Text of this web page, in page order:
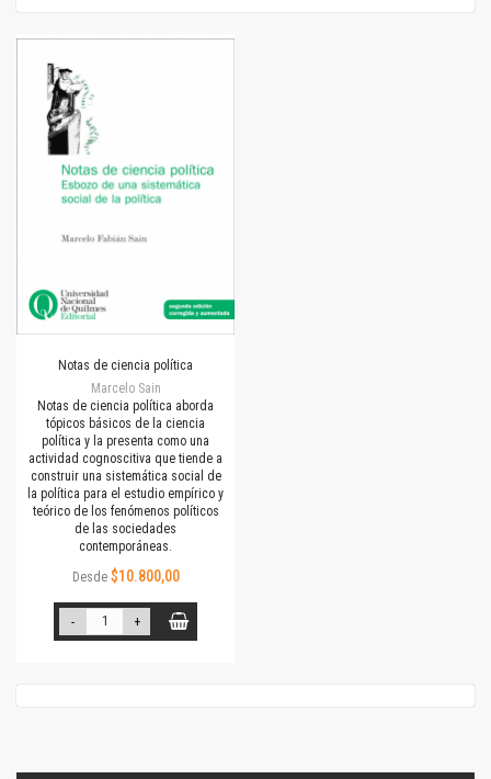
Notas de ciencia política
Marcelo Sain
Notas de ciencia política aborda
tópicos básicos de la ciencia
política y la presenta como una
actividad cognoscitiva que tiende a
construir una sistemática social de
la política para el estudio empírico y
teórico de los fenómenos políticos
de las sociedades
contemporáneas.
Desde $10.800,00
- +